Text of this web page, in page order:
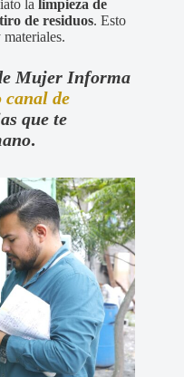
la limpieza de
de residuos. Esto
Mujer Informa
canal de
que te
.